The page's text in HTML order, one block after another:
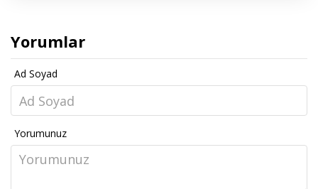
Yorumlar
Ad Soyad
Yorumunuz